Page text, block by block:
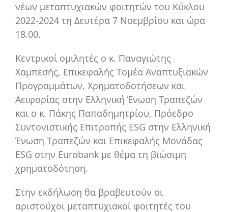
νέων μεταπτυχιακών φοιτητών του Κύκλου
2022-2024 τη Δευτέρα 7 Νοεμβρίου και ώρα
18.00.
Κεντρικοί ομιλητές ο κ. Παναγιώτης
Χαμπεσής, Επικεφαλής Τομέα Αναπτυξιακών
Προγραμμάτων, Χρηματοδοτήσεων και
Αειφορίας στην Ελληνική Ένωση Τραπεζών
και ο κ. Πάκης Παπαδημητρίου, Πρόεδρο
Συντονιστικής Επιτροπής ESG στην Ελληνική
Ένωση Τραπεζών και Επικεφαλής Μονάδας
ESG στην Eurobank με θέμα τη βιώσιμη
χρηματοδότηση.
Στην εκδήλωση θα βραβευτούν οι
αριστούχοι μεταπτυχιακοί φοιτητές του